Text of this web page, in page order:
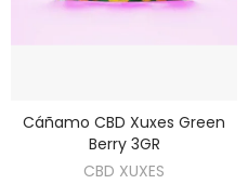
Cáñamo CBD Xuxes Green
Berry 3GR
CBD XUXES